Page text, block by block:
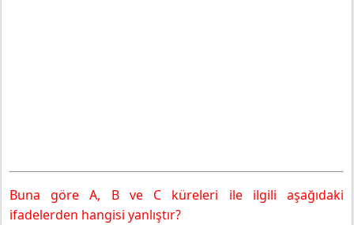
Buna göre A, B ve C küreleri ile ilgili aşağıdaki
ifadelerden hangisi yanlıştır?